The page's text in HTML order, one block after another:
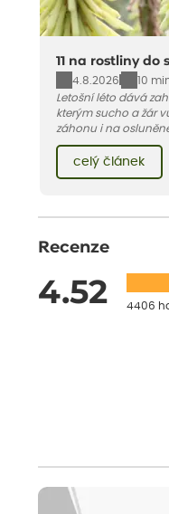
11 na rostliny do
4.8.2026
10
Letošní léto dává
kterým sucho a žár
záhonu i na
pro vás 11 tipů na
léto bez pravidelné
celý článek
Recenze
4.52 4406